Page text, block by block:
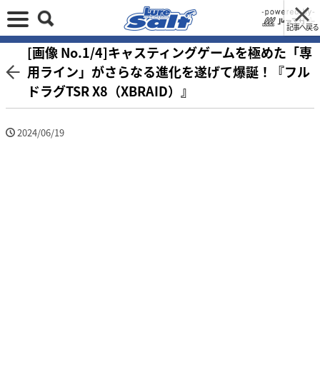
記事へ戻る
[画像 No.1/4]キャスティングゲームを極めた「専
用ライン」がさらなる進化を遂げて爆誕！『フル
ドラグTSR X8（XBRAID）』
2024/06/19